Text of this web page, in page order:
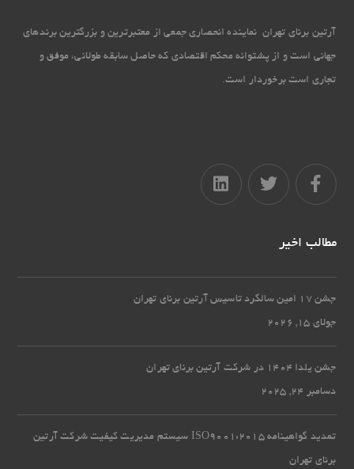
آرتین برنای تهران نماینده انحصاری جمعی از معتبرترین و بزرگترین برندهای
جهانی است و از پشتوانه محکم اقتصادی که حاصل سابقه طولانی، موفق و
تجاری است برخوردار است.
مطالب اخیر
جشن 17 امین سالگرد تاسیس آرتین برنای تهران
جولای 15, 2026
جشن یلدا 1404 در شرکت آرتین برنای تهران
دسامبر 24, 2025
تمدید گواهینامه ISO9001:2015 سیستم مدیریت کیفیت شرکت آرتین
برنای تهران